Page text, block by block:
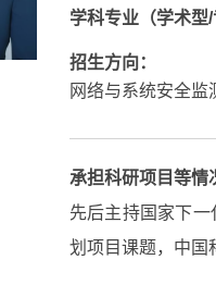
学科专业（学术型
招生方向：
网络与系统安全
承担科研项目等情
先后主持国家下
划项目课题，中国